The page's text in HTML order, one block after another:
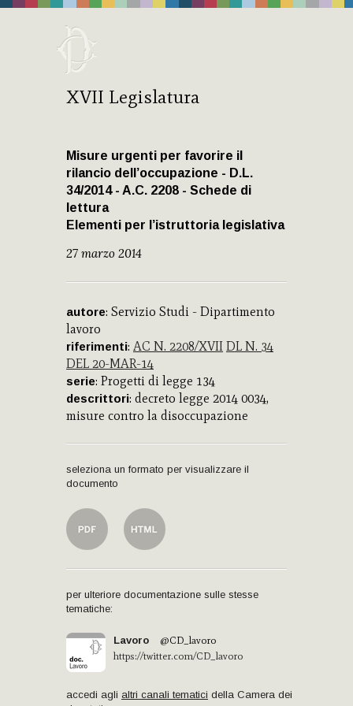
XVII Legislatura
Misure urgenti per favorire il
rilancio dell’occupazione - D.L.
34/2014 - A.C. 2208 - Schede di
lettura
Elementi per l’istruttoria legislativa
27 marzo 2014
autore: Servizio Studi - Dipartimento
lavoro
riferimenti: AC N. 2208/XVII DL N. 34
DEL 20-MAR-14
serie: Progetti di legge 134
descrittori: decreto legge 2014 0034,
misure contro la disoccupazione
seleziona un formato per visualizzare il
documento
per ulteriore documentazione sulle stesse
tematiche:
Lavoro
@CD_lavoro
https://twitter.com/CD_lavoro
accedi agli altri canali tematici della Camera dei